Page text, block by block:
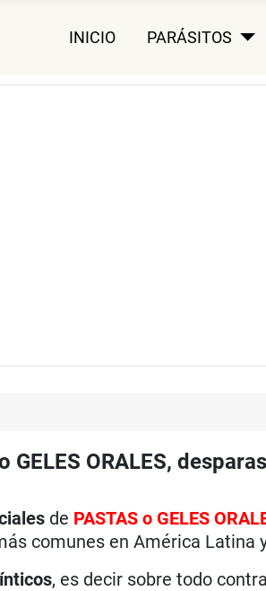
INICIO PARÁSITOS
ORALES,
de PASTAS o GELES
comunes en América Latina
, es decir sobre todo